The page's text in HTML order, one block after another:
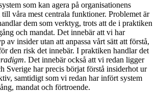
som kan agera på organisationens
våra mest centrala funktioner. Problemet är
dem som verktyg, trots att de i praktiken
och mandat. Det innebär att vi har
av insider utan att anpassa vårt sätt att förstå,
den risk det innebär. I praktiken handlar det
. Det innebär också att vi redan ligger
Sverige har precis börjat förstå insiderhot ur
samtidigt som vi redan har infört system
mandat och förtroende.